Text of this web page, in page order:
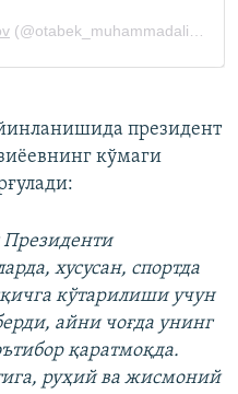
президент
кўмаги
Президенти
хусусан, спортда
кўтарилиши учун
айни чоғда унинг
қаратмоқда.
руҳий ва жисмоний